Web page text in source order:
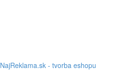
NajReklama.sk - tvorba eshopu